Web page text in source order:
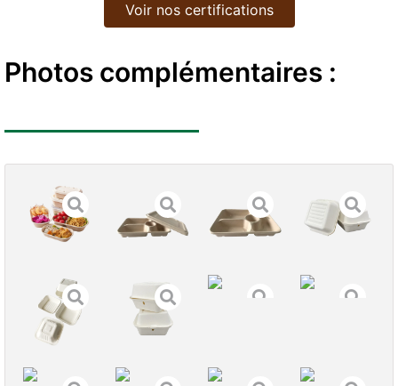
Voir nos certifications
Photos complémentaires :